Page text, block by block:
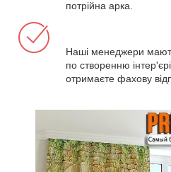
потрійна арка.
Наші менеджери
по створенню
отримаєте фахову